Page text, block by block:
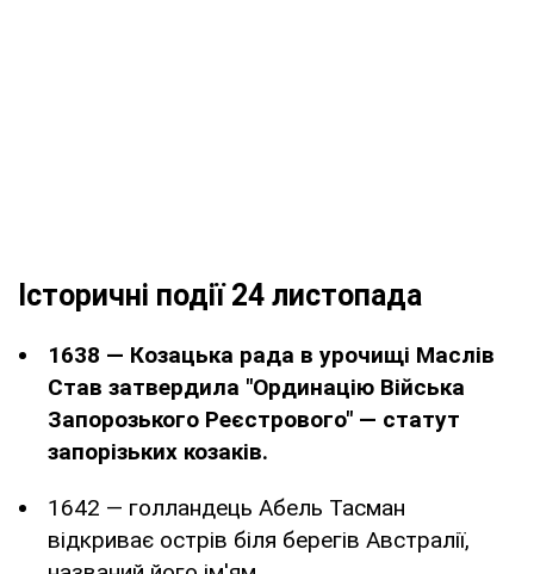
Історичні події 24 листопада
1638 — Козацька рада в урочищі Маслів
Став затвердила "Ординацію Війська
Запорозького Реєстрового" — статут
запорізьких козаків.
1642 — голландець Абель Тасман
відкриває острів біля берегів Австралії,